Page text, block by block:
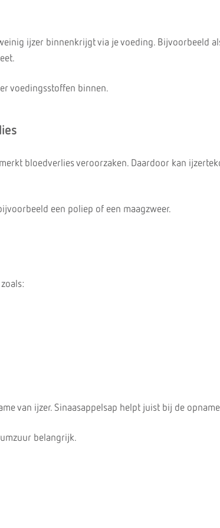
ijzer binnenkrijgt via je voeding. Bijvoorbeeld
voedingsstoffen binnen.
bloedverlies veroorzaken. Daardoor kan
een poliep of een maagzweer.
van ijzer. Sinaasappelsap helpt juist bij de
belangrijk.